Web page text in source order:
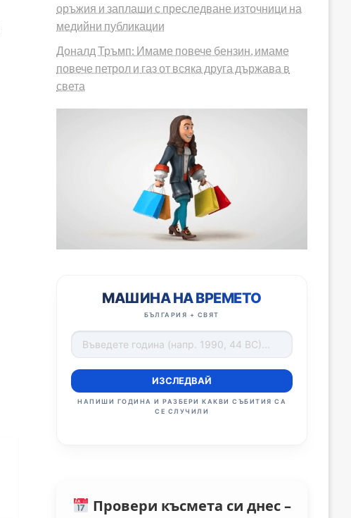
оръжия и заплаши с преследване източници на
медийни публикации
Доналд Тръмп: Имаме повече бензин, имаме
повече петрол и газ от всяка друга държава в
света
МАШИНА НА ВРЕМЕТО
БЪЛГАРИЯ + СВЯТ
ИЗСЛЕДВАЙ
НАПИШИ ГОДИНА И РАЗБЕРИ КАКВИ СЪБИТИЯ СА
СЕ СЛУЧИЛИ
Провери късмета си днес –